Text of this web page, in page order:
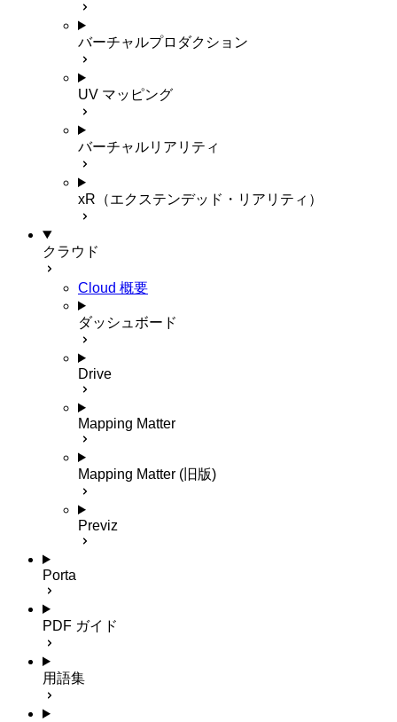
バーチャルプロダクション
UV マッピング
バーチャルリアリティ
xR（エクステンデッド・リアリティ）
クラウド
Cloud 概要
ダッシュボード
Drive
Mapping Matter
Mapping Matter (旧版)
Previz
Porta
PDF ガイド
用語集